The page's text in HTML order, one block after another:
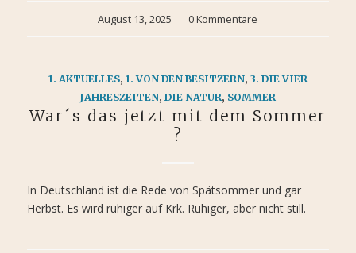
August 13, 2025
/ 0 Kommentare
1. AKTUELLES, 1. VON DEN BESITZERN, 3. DIE VIER
JAHRESZEITEN,DIE NATUR, SOMMER
War´s das jetzt mit dem Sommer
?
In Deutschland ist die Rede von Spätsommer und gar
Herbst. Es wird ruhiger auf Krk. Ruhiger, aber nicht still.